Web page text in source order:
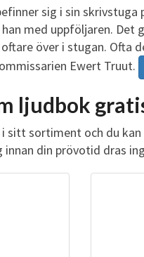
U
D
B
O
sig i sin skrivstuga
med uppföljaren. Det
över i stugan. Ofta
Ewert Truut.
ljudbok
sortiment och du
din prövotid dras